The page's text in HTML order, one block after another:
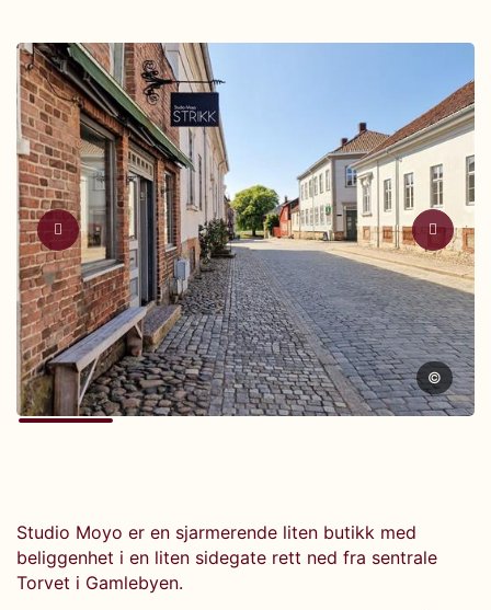
©
Studio Moyo er en sjarmerende liten butikk med
beliggenhet i en liten sidegate rett ned fra sentrale
Torvet i Gamlebyen.